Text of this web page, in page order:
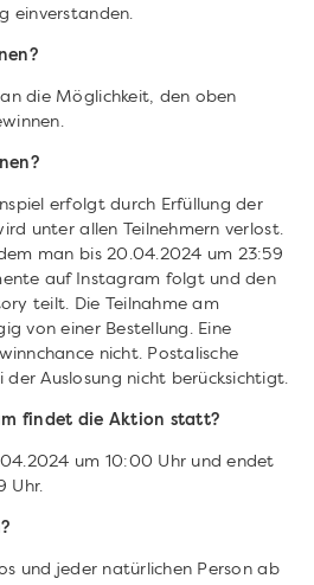
einverstanden.
die Möglichkeit, den oben
erfolgt durch Erfüllung der
unter allen Teilnehmern verlost.
man bis 20.04.2024 um 23:59
auf Instagram folgt und den
teilt. Die Teilnahme am
von einer Bestellung. Eine
nicht. Postalische
der Auslosung nicht berücksichtigt.
findet die Aktion statt?
um 10:00 Uhr und endet
Uhr.
und jeder natürlichen Person ab